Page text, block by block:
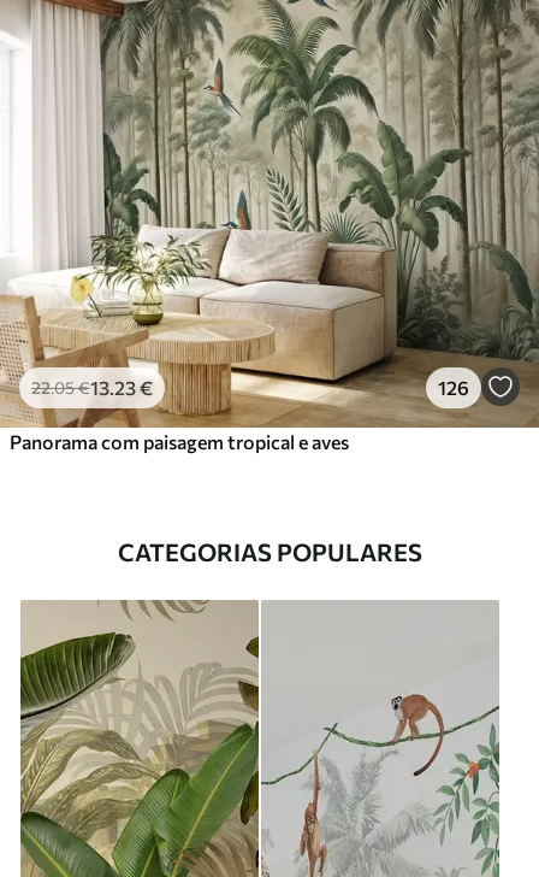
22.05€13 .23€ 126
Panorama com paisagem tropical e aves
CATEGORIAS POPULARES